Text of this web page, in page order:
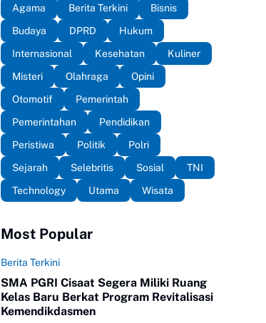
Agama Berita Terkini
Bisnis
Budaya
DPRD
Hukum
Internasional
Kesehatan
Kuliner
Misteri
Olahraga
Opini
Otomotif
Pemerintah
Pemerintahan
Pendidikan
Peristiwa
Politik
Polri
Sejarah
Selebritis Sosial
TNI
Technology
Utama Wisata
Most Popular
Berita Terkini
SMA PGRI Cisaat Segera Miliki Ruang
Kelas Baru Berkat Program Revitalisasi
Kemendikdasmen